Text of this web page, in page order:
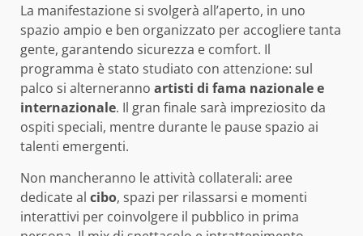
La manifestazione si svolgerà all’aperto, in uno
spazio ampio e ben organizzato per accogliere tanta
gente, garantendo sicurezza e comfort. Il
programma è stato studiato con attenzione: sul
palco si alterneranno artisti di fama nazionale e
internazionale. Il gran finale sarà impreziosito da
ospiti speciali, mentre durante le pause spazio ai
talenti emergenti.
Non mancheranno le attività collaterali: aree
dedicate al cibo, spazi per rilassarsi e momenti
interattivi per coinvolgere il pubblico in prima